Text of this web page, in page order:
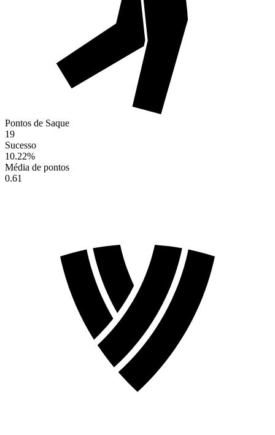
Pontos de Saque
19
Sucesso
10.22%
Média de pontos
0.61